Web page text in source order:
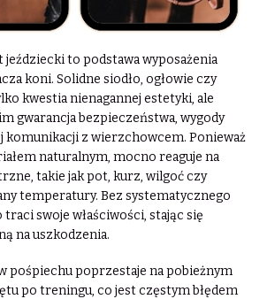
to podstawa wyposażenia
koni. Solidne siodło, ogłowie czy
kwestia nienagannej estetyki, ale
gwarancja bezpieczeństwa, wygody
komunikacji z wierzchowcem. Ponieważ
naturalnym, mocno reaguje na
takie jak pot, kurz, wilgoć czy
temperatury. Bez systematycznego
swoje właściwości, stając się
na uszkodzenia.
pośpiechu poprzestaje na pobieżnym
po treningu, co jest częstym błędem